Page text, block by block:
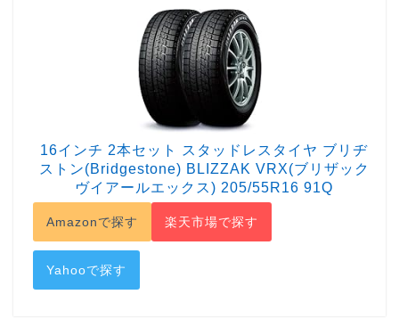
16インチ 2本セット スタッドレスタイヤ ブリヂ
ストン(Bridgestone) BLIZZAK VRX(ブリザック
ヴイアールエックス) 205/55R16 91Q
Amazonで探す 楽天市場で探す
Yahooで探す